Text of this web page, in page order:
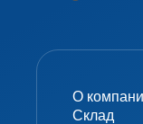
О
Склад